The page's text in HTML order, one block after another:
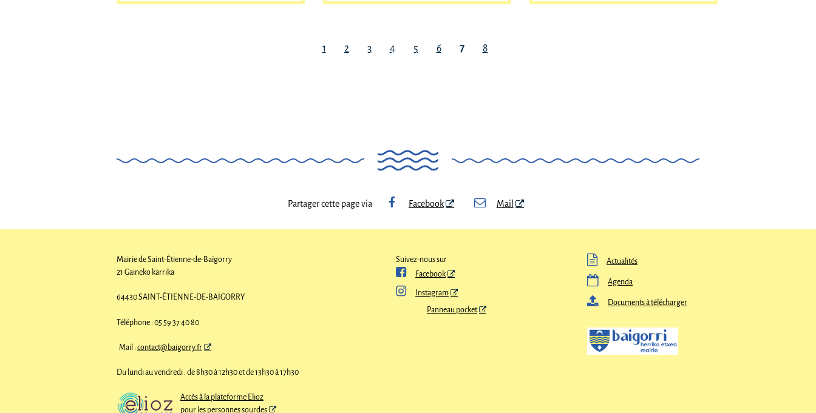
1 2 3 4 5 6 7 8
Partager cette page via Facebook Mail
Mairie de Saint-Étienne-de-Baïgorry
21 Gaineko karrika
64430 SAINT-ÉTIENNE-DE-BAÏGORRY
Téléphone : 05 59 37 40 80
Mail : contact@baigorry.fr
Du lundi au vendredi : de 8h30 à 12h30 et de 13h30 à 17h30
Accès à la plateforme Elioz
pour les personnes sourdes
Suivez-nous sur
 Facebook

Instagram
Panneau pocket
 Actualités
 Agenda
 Documents à télécharger